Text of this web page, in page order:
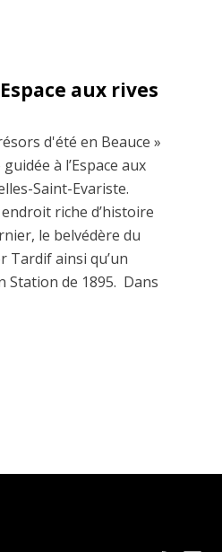
aux rives
d'été en Beauce »
à l’Espace aux
Saint-Evariste.
riche d’histoire
le belvédère du
Tardif ainsi qu’un
Station de 1895. Dans